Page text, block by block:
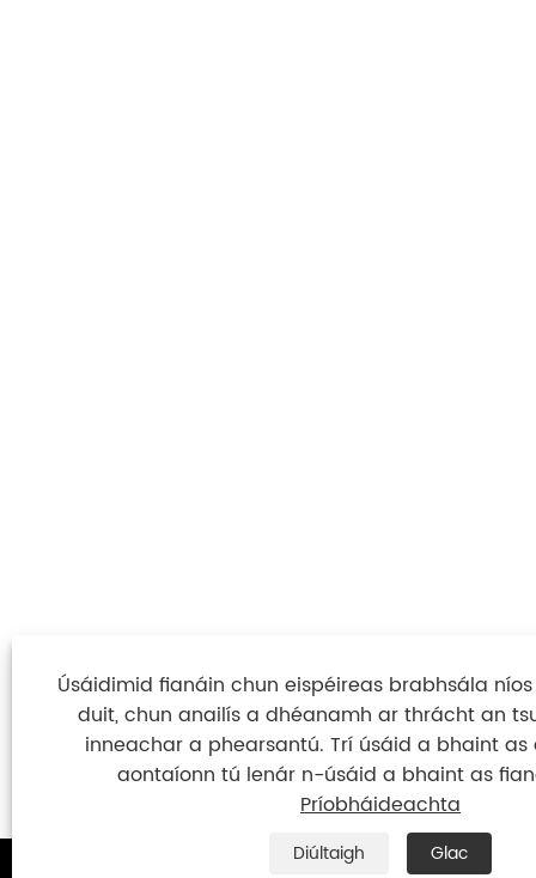
Úsáidimid fianáin chun eispéireas brabhsála
duit, chun anailís a dhéanamh ar thrácht an
inneachar a phearsantú. Trí úsáid a bhaint as
aontaíonn tú lenár n-úsáid a bhaint as
Príobháideachta
Diúltaigh Glac